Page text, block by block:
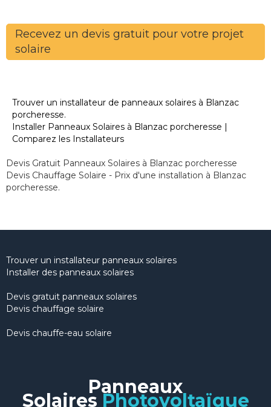
Recevez un devis gratuit pour votre projet
solaire
Trouver un installateur de panneaux solaires à Blanzac
porcheresse.
Installer Panneaux Solaires à Blanzac porcheresse |
Comparez les Installateurs
Devis Gratuit Panneaux Solaires à Blanzac porcheresse
Devis Chauffage Solaire - Prix d'une installation à Blanzac
porcheresse.
Trouver un installateur panneaux solaires
Installer des panneaux solaires
Devis gratuit panneaux solaires
Devis chauffage solaire
Devis chauffe-eau solaire
Panneaux
Solaires Photovoltaïque